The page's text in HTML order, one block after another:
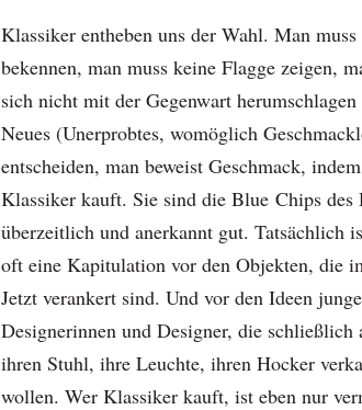
Klassiker entheben uns der Wahl. Man
bekennen, man muss keine Flagge zeigen,
sich nicht mit der Gegenwart
Neues (Unerprobtes, womöglich
entscheiden, man beweist Geschmack,
Klassiker kauft. Sie sind die Blue Chips des
überzeitlich und anerkannt gut. Tatsächlich
oft eine Kapitulation vor den Objekten, die
Jetzt verankert sind. Und vor den Ideen
Designerinnen und Designer, die schließlich
ihren Stuhl, ihre Leuchte, ihren Hocker
wollen. Wer Klassiker kauft, ist eben nur